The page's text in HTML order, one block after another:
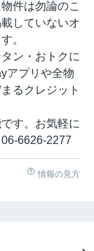
件は勿論のこ
していないオ
。
ン・おトクに
アプリや全物
るクレジット
す。お気軽に
6626-2277
情報の見方